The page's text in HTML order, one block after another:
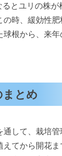
るとユリの株
の時、緩効性
球根から、来
まとめ
して、栽培
えてから開花